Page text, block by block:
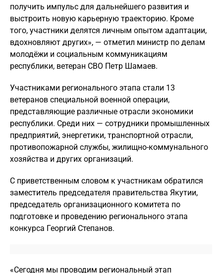
получить импульс для дальнейшего развития и
выстроить новую карьерную траекторию. Кроме
того, участники делятся личным опытом адаптации,
вдохновляют других», — отметил министр по делам
молодёжи и социальным коммуникациям
республики, ветеран СВО Петр Шамаев.
Участниками регионального этапа стали 13
ветеранов специальной военной операции,
представляющие различные отрасли экономики
республики. Среди них — сотрудники промышленных
предприятий, энергетики, транспортной отрасли,
противопожарной службы, жилищно-коммунального
хозяйства и других организаций.
С приветственным словом к участникам обратился
заместитель председателя правительства Якутии,
председатель организационного комитета по
подготовке и проведению регионального этапа
конкурса Георгий Степанов.
«Сегодня мы проводим региональный этап